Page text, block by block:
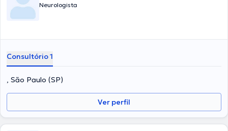
Neurologista
Consultório 1
, São Paulo (SP)
Ver perfil